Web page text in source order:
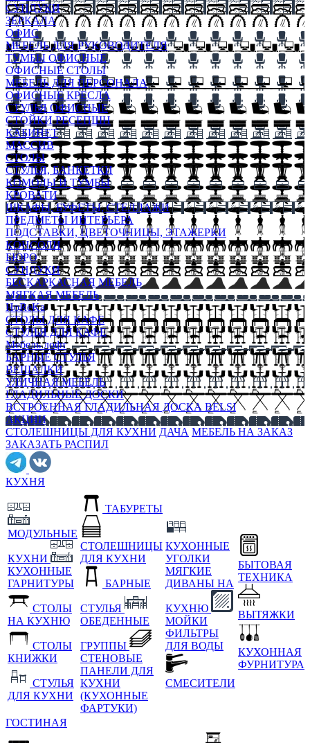
СУНДУКИ
ЗЕРКАЛА
ОФИС
МЕБЕЛЬ ДЛЯ РУКОВОДИТЕЛЯ
ТУМБЫ ОФИСНЫЕ
ОФИСНЫЕ СТОЛЫ
МЕБЕЛЬ ДЛЯ ПЕРСОНАЛА
ОФИСНЫЕ КРЕСЛА
СТУЛЬЯ ОФИСНЫЕ
СТОЙКИ РЕСЕПШН
КАБИНЕТ
МАССИВ
СТОЛЫ
СТУЛЬЯ, БАНКЕТКИ
КОМОДЫ И ТУМБЫ
КРОВАТИ
ШКАФЫ, БУФЕТЫ, СТЕЛЛАЖИ
ПРЕДМЕТЫ ИНТЕРЬЕРА
ПОДСТАВКИ, ЦВЕТОЧНИЦЫ, ЭТАЖЕРКИ
КОНСОЛИ
БЮРО
СУНДУКИ
БЕСКАРКАСНАЯ МЕБЕЛЬ
МЯГКАЯ МЕБЕЛЬ
HoReKa
СТОЛЫ ДЛЯ КАФЕ
СТУЛЬЯ ДЛЯ КАФЕ
Мебель лофт
БАРНЫЕ СТУЛЬЯ
ВЕШАЛКИ
УЛИЧНАЯ МЕБЕЛЬ
ГЛАДИЛЬНЫЕ ДОСКИ
ВСТРОЕННАЯ ГЛАДИЛЬНАЯ ДОСКА BELSI
АКЦИИ
СТОЛЕШНИЦЫ ДЛЯ КУХНИ ДАЧА МЕБЕЛЬ НА ЗАКАЗ
ЗАКАЗАТЬ РАСПИЛ
КУХНЯ
МОДУЛЬНЫЕ
КУХНИ
КУХОННЫЕ
ГАРНИТУРЫ
СТОЛЫ
НА КУХНЮ
СТОЛЫ
КНИЖКИ
СТУЛЬЯ
ДЛЯ КУХНИ
ТАБУРЕТЫ
СТОЛЕШНИЦЫ
ДЛЯ КУХНИ
БАРНЫЕ
СТУЛЬЯ
ОБЕДЕННЫЕ
ГРУППЫ
СТЕНОВЫЕ
ПАНЕЛИ ДЛЯ
КУХНИ
(КУХОННЫЕ
ФАРТУКИ)
КУХОННЫЕ
УГОЛКИ
МЯГКИЕ
ДИВАНЫ НА
КУХНЮ
МОЙКИ
ФИЛЬТРЫ
ДЛЯ ВОДЫ
СМЕСИТЕЛИ
БЫТОВАЯ
ТЕХНИКА
ВЫТЯЖКИ
КУХОННАЯ
ФУРНИТУРА
ГОСТИНАЯ